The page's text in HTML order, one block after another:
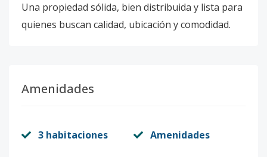
Una propiedad sólida, bien distribuida y lista para
quienes buscan calidad, ubicación y comodidad.
Amenidades
3 habitaciones Amenidades